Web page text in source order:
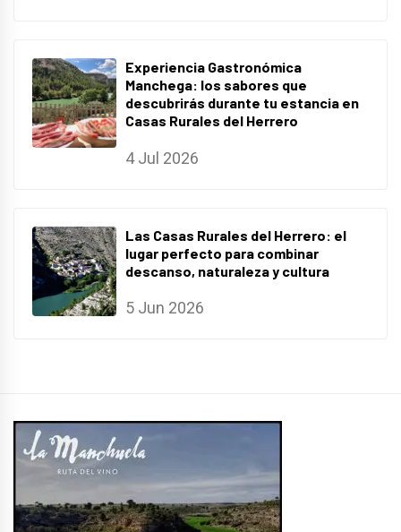
Experiencia Gastronómica
Manchega: los sabores que
descubrirás durante tu estancia en
Casas Rurales del Herrero
4 Jul 2026
Las Casas Rurales del Herrero: el
lugar perfecto para combinar
descanso, naturaleza y cultura
5 Jun 2026